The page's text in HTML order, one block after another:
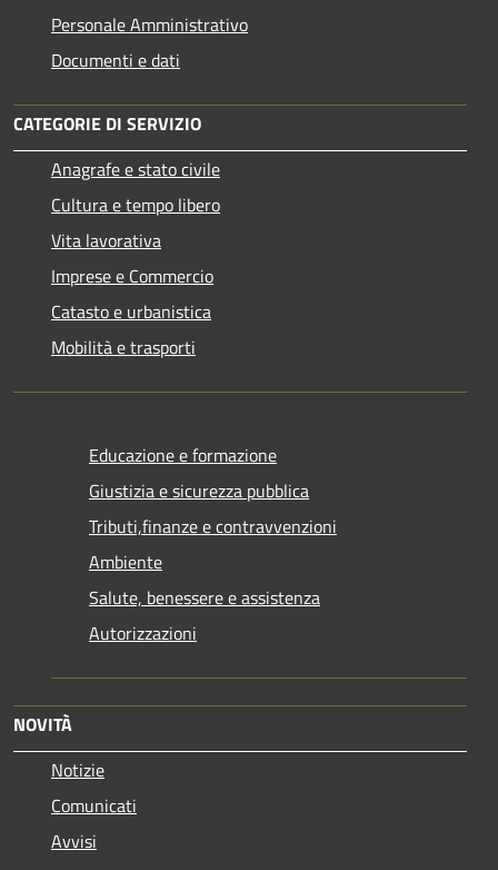
Personale Amministrativo
Documenti e dati
CATEGORIE DI SERVIZIO
Anagrafe e stato civile
Cultura e tempo libero
Vita lavorativa
Imprese e Commercio
Catasto e urbanistica
Mobilità e trasporti
Educazione e formazione
Giustizia e sicurezza pubblica
Tributi,finanze e contravvenzioni
Ambiente
Salute, benessere e assistenza
Autorizzazioni
NOVITÀ
Notizie
Comunicati
Avvisi